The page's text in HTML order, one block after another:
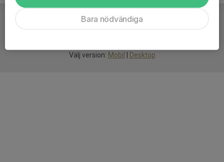
Välj version: Mobil Desktop
Bara nödvändiga